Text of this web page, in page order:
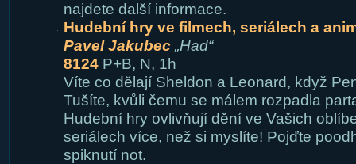
najdete další informace.
Hudební hry ve filmech, seriálech a
Pavel Jakubec „Had“
8124P+B, N, 1h
Víte co dělají Sheldon a Leonard, když
Tušíte, kvůli čemu se málem rozpadla
Hudební hry ovlivňují dění ve Vašich
seriálech více, než si myslíte! Pojďte
spiknutí not.